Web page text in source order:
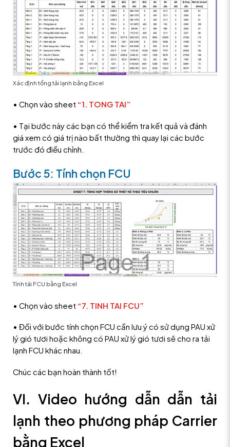
Xác định tổng tải lạnh bằng Excel
• Chọn vào sheet “1. TONG TAI”
• Tại bước này các bạn có thể kiểm tra kết quả và đánh
giá xem có giá trị nào bất thường thì quay lại các bước
trước đó điều chỉnh.
Bước 5: Tính chọn FCU
Tính tải FCU bằng Excel
• Chọn vào sheet “7. TINH TAI FCU”
• Đối với bước tính chọn FCU cần lưu ý có sử dụng PAU xử
lý gió tươi hoặc không có PAU xử lý gió tươi sẽ cho ra tải
lạnh FCU khác nhau.
Chúc các bạn hoàn thành tốt!
VI. Video hướng dẫn dẫn tải
lạnh theo phương pháp Carrier
bằng Excel